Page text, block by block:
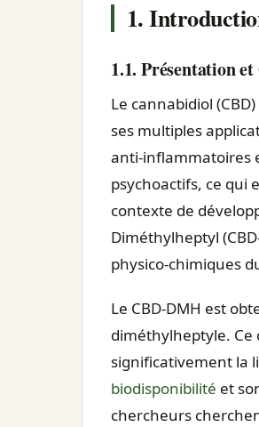
1.
1.1. Présentation
Le cannabidiol (CBD)
ses multiples
anti‑inflammatoires
psychoactifs, ce qui
contexte de
Diméthylheptyl
physico‑chimiques
Le CBD-DMH est
diméthylheptyle.
significativement la
biodisponibilité et
chercheurs